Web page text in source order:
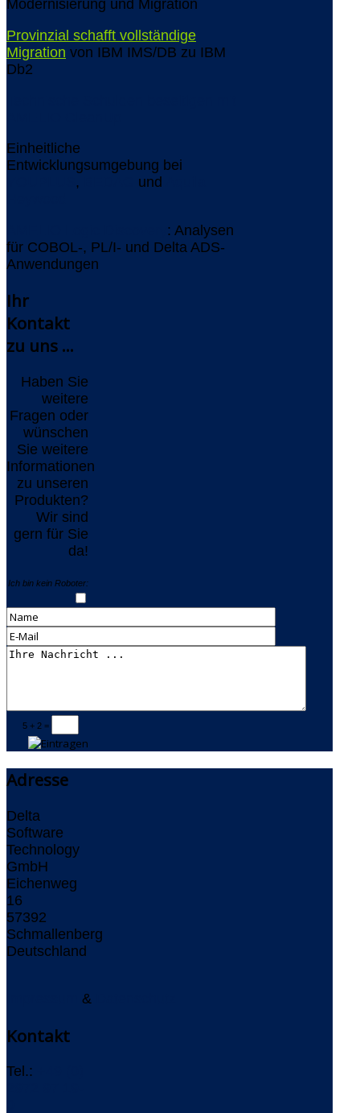
Modernisierung und Migration
Provinzial schafft vollständige
Migration von IBM IMS/DB zu IBM
Db2
Einheitliche
Entwicklungsumgebung bei
, und
: Analysen
für COBOL-, PL/I- und Delta ADS-
Anwendungen
Ihr
Kontakt
zu uns ...
Haben Sie
weitere
Fragen oder
wünschen
Sie weitere
Informationen
zu unseren
Produkten?
Wir sind
gern für Sie
da!
Ich bin kein Roboter:
5 + 2 =
Adresse
Delta
Software
Technology
GmbH
Eichenweg
16
57392
Schmallenberg
Deutschland
&
Kontakt
Tel.: